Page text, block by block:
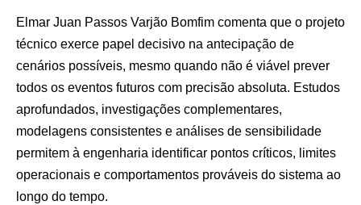
Elmar Juan Passos Varjão Bomfim comenta que o projeto
técnico exerce papel decisivo na antecipação de
cenários possíveis, mesmo quando não é viável prever
todos os eventos futuros com precisão absoluta. Estudos
aprofundados, investigações complementares,
modelagens consistentes e análises de sensibilidade
permitem à engenharia identificar pontos críticos, limites
operacionais e comportamentos prováveis do sistema ao
longo do tempo.